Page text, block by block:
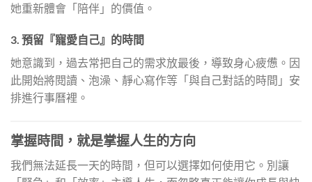
她重新體會「陪伴」的價值。
3. 預留『寵愛自己』的時間
她意識到，過去常把自己的需求放最後，導致身心疲憊。因
此開始將閱讀、泡澡、靜心寫作等「與自己對話的時間」安
排進行事曆裡。
掌握時間，就是掌握人生的方向
我們無法延長一天的時間，但可以選擇如何使用它。別讓